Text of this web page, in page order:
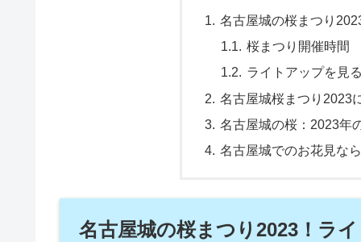
名古屋城の桜まつり
桜まつり開催時間
ライトアップを見
名古屋城桜まつり2023
名古屋城の桜：2023年
名古屋城でのお花見な
名古屋城の桜まつり2023！ラ